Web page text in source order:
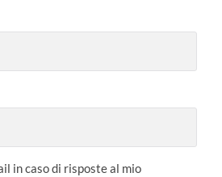
in caso di risposte al mio